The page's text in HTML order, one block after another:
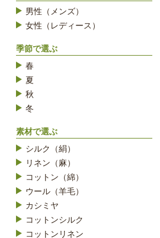
男性（メンズ）
女性（レディース）
季節で選ぶ
春
夏
秋
冬
素材で選ぶ
シルク（絹）
リネン（麻）
コットン（綿）
ウール（羊毛）
カシミヤ
コットンシルク
コットンリネン